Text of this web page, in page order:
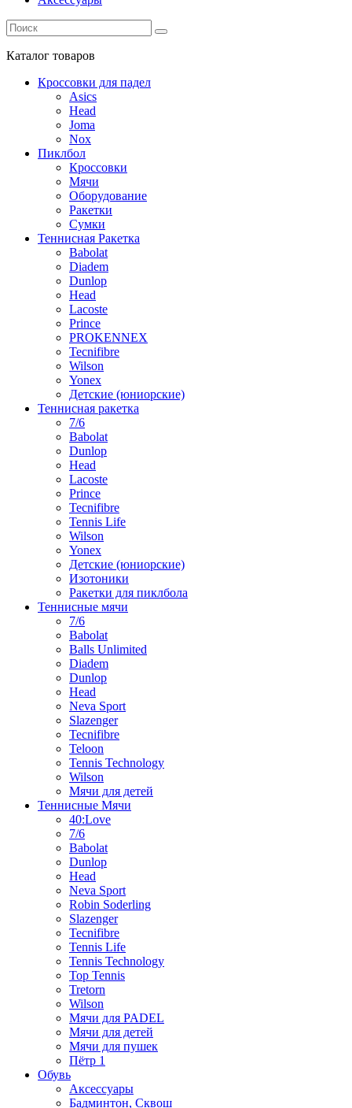
Каталог товаров
Кроссовки для падел
Asics
Head
Joma
Nox
Пиклбол
Кроссовки
Мячи
Оборудование
Ракетки
Сумки
Теннисная Ракетка
Babolat
Diadem
Dunlop
Head
Lacoste
Prince
PROKENNEX
Tecnifibre
Wilson
Yonex
Детские (юниорские)
Теннисная ракетка
7/6
Babolat
Dunlop
Head
Lacoste
Prince
Tecnifibre
Tennis Life
Wilson
Yonex
Детские (юниорские)
Изотоники
Ракетки для пиклбола
Теннисные мячи
7/6
Babolat
Balls Unlimited
Diadem
Dunlop
Head
Neva Sport
Slazenger
Tecnifibre
Teloon
Tennis Technology
Wilson
Мячи для детей
Теннисные Мячи
40:Love
7/6
Babolat
Dunlop
Head
Neva Sport
Robin Soderling
Slazenger
Tecnifibre
Tennis Life
Tennis Technology
Top Tennis
Tretorn
Wilson
Мячи для PADEL
Мячи для детей
Мячи для пушек
Пётр 1
Обувь
Аксессуары
Бадминтон, Сквош